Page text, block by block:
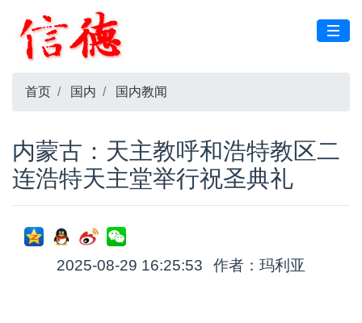
首页 国内 国内教闻
内蒙古：天主教呼和浩特教区二
连浩特天主堂举行祝圣典礼
2025-08-29 16:25:53 作者：玛利亚